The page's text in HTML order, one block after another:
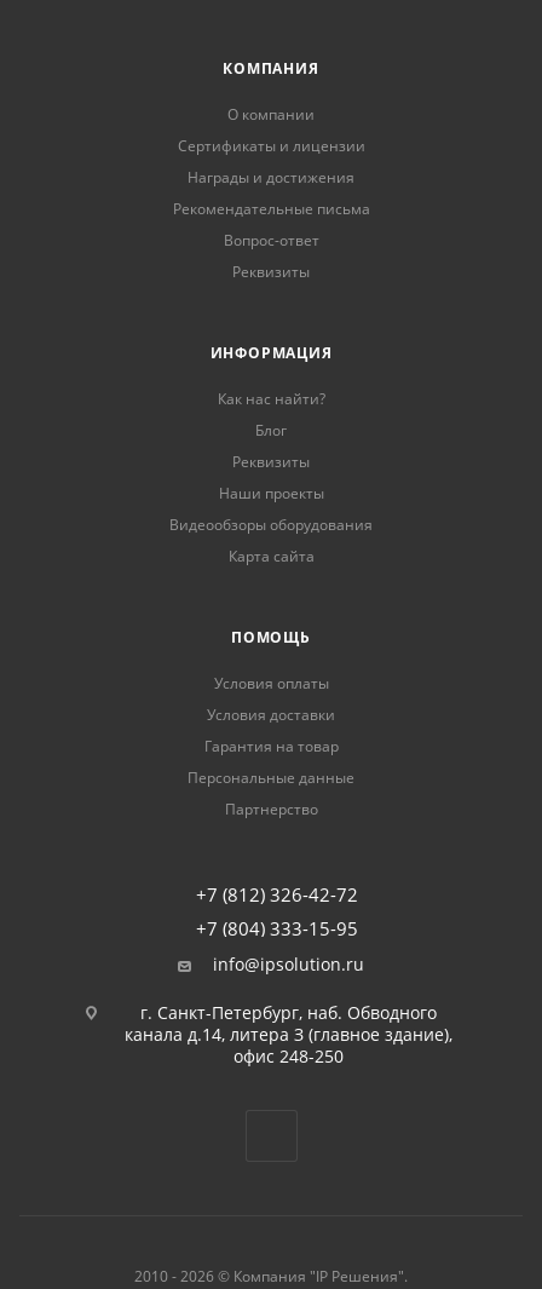
КОМПАНИЯ
О компании
Сертификаты и лицензии
Награды и достижения
Рекомендательные письма
Вопрос-ответ
Реквизиты
ИНФОРМАЦИЯ
Как нас найти?
Блог
Реквизиты
Наши проекты
Видеообзоры оборудования
Карта сайта
ПОМОЩЬ
Условия оплаты
Условия доставки
Гарантия на товар
Персональные данные
Партнерство
+7 (812) 326-42-72
+7 (804) 333-15-95
info@ipsolution.ru
г. Санкт-Петербург, наб. Обводного
канала д.14, литера З (главное здание),
офис 248-250
2010 - 2026 © Компания "IP Решения".